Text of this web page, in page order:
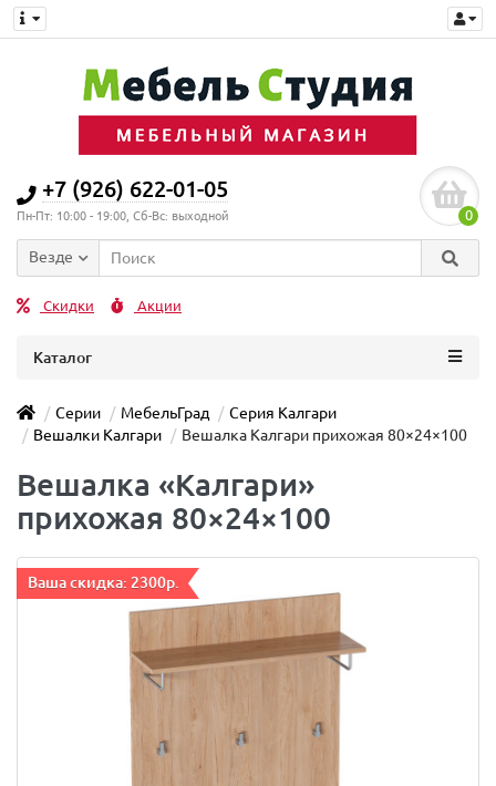
+7 (926) 622-01-05
Пн-Пт: 10:00 - 19:00, Сб-Вс: выходной 0
Везде
Скидки Акции
Каталог
Серии МебельГрад
Серия Калгари
Вешалки Калгари
Вешалка Калгари прихожая 80×24×100
Вешалка «Калгари»
прихожая 80×24×100
Ваша скидка: 2300р.